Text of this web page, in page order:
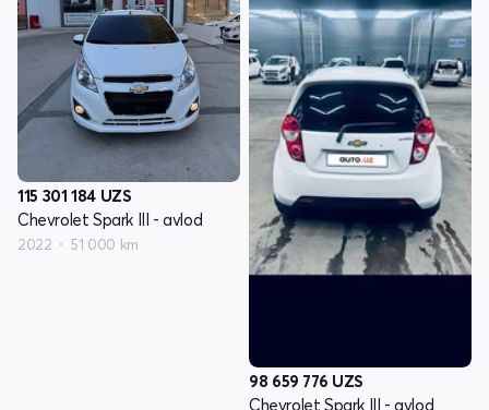
115 301 184 UZS
Chevrolet Spark III - avlod
2022 51 000 km
98 659 776 UZS
Chevrolet Spark III - avlod